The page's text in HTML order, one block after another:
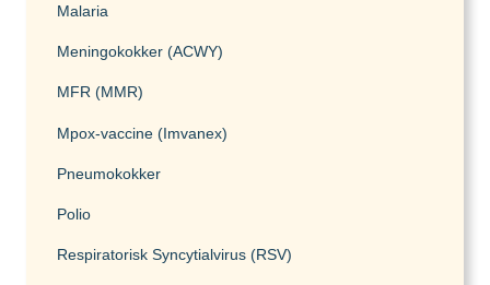
Malaria
Meningokokker (ACWY)
MFR (MMR)
Mpox-vaccine (Imvanex)
Pneumokokker
Polio
Respiratorisk Syncytialvirus (RSV)